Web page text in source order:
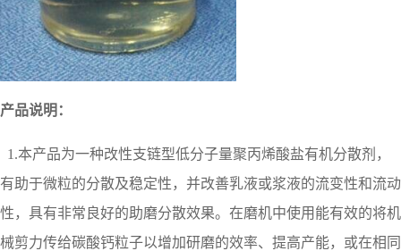
产品说明：
1.本产品为一种改性支链型低分子量聚丙烯酸盐有机分散剂，
有助于微粒的分散及稳定性， 并改善乳液或浆液的流变性和流动
性，具有非常良好的助磨分散效果。 在磨机中使用能有效的将机
械剪力传给碳酸钙粒子以增加研磨的效率、 提高产能，或在相同